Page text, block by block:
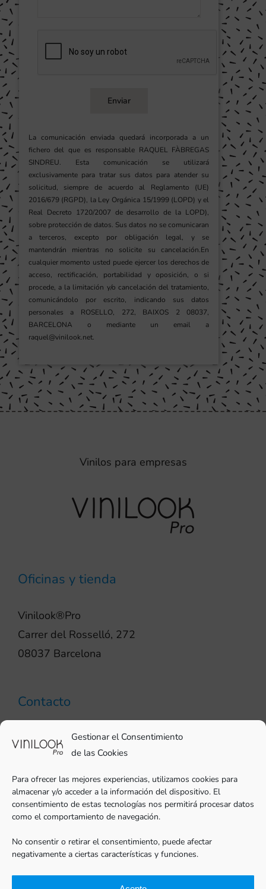
Gestionar el Consentimiento
de las Cookies
Para ofrecer las mejores experiencias, utilizamos cookies para
almacenar y/o acceder a la información del dispositivo. El
consentimiento de estas tecnologías nos permitirá procesar datos
como el comportamiento de navegación.
No consentir o retirar el consentimiento, puede afectar
negativamente a ciertas características y funciones.
Enviar
La comunicación enviada quedará incorporada a un
fichero del que es responsable RAQUEL FÀBREGAS
SINDREU. Esta comunicación se utilizará
exclusivamente para tratar sus datos para atender su
solicitud, siempre de acuerdo al Reglamento (UE)
2016/679 (RGPD), la Ley Orgánica 15/1999 (LOPD) y el
Real Decreto 1720/2007 de desarrollo de la LOPD),
sobre protección de datos. Sus datos no se comunicaran
a terceros, excepto por obligación legal, y se
mantendrán mientras no solicite su cancelación.En
cualquier momento usted puede ejercer los derechos de
acceso, rectificación, portabilidad y oposición, o si
procede, a la limitación y/o cancelación del tratamiento,
comunicándolo por escrito, indicando sus datos
personales a ROSELLO, 272, BAIXOS 2 08037,
BARCELONA o mediante un email a
raquel@vinilook.net.
Vinilos para empresas
Oficinas y tienda
Vinilook®Pro
Carrer del Rosselló, 272
08037 Barcelona
Contacto
pro@vinilook.es
Vinilos decorativos envinilook.net